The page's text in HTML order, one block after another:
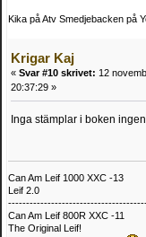
Kika på Atv Smedjebacken på
Krigar Kaj
« Svar #10 skrivet: 12
20:37:29 »
Inga stämplar i boken
Can Am Leif 1000 XXC -13
Leif 2.0
Can Am Leif 800R XXC -11
The Original Leif!